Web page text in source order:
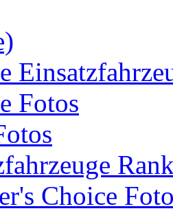
Fotos
Choice